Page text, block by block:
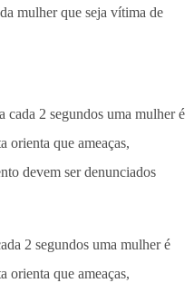
mulher que seja vítima de
2 segundos uma mulher é
orienta que ameaças,